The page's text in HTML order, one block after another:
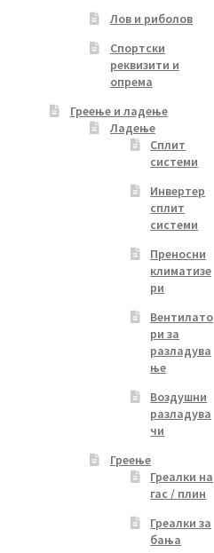
Лов и риболов
Спортски
реквизити и
опрема
Греење и ладење
Ладење
Сплит
системи
Инвертер
сплит
системи
Преносни
климатизе
ри
Вентилато
ри за
разладува
ње
Воздушни
разладува
чи
Греење
Греалки на
гас / плин
Греалки за
бања